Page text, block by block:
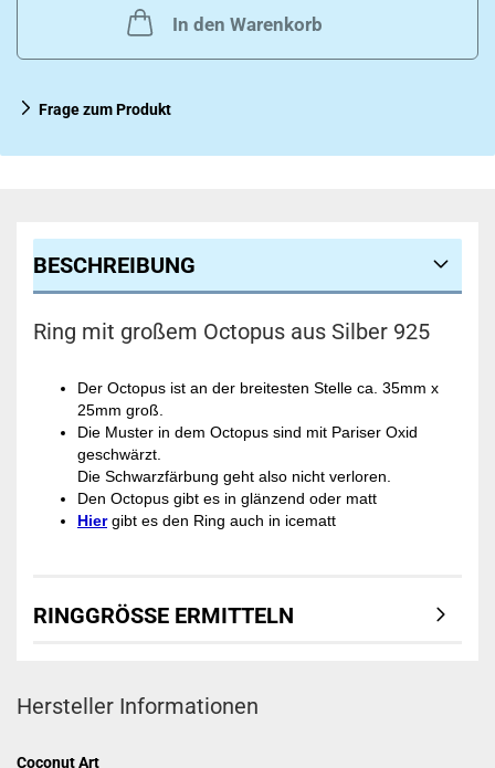
In den Warenkorb
Frage zum Produkt
BESCHREIBUNG
Ring mit großem Octopus aus Silber 925
Der Octopus ist an der breitesten Stelle ca. 35mm x
25mm groß.
Die Muster in dem Octopus sind mit Pariser Oxid
geschwärzt.
Die Schwarzfärbung geht also nicht verloren.
Den Octopus gibt es in glänzend oder matt
Hier gibt es den Ring auch in icematt
RINGGRÖSSE ERMITTELN
Hersteller Informationen
Coconut Art